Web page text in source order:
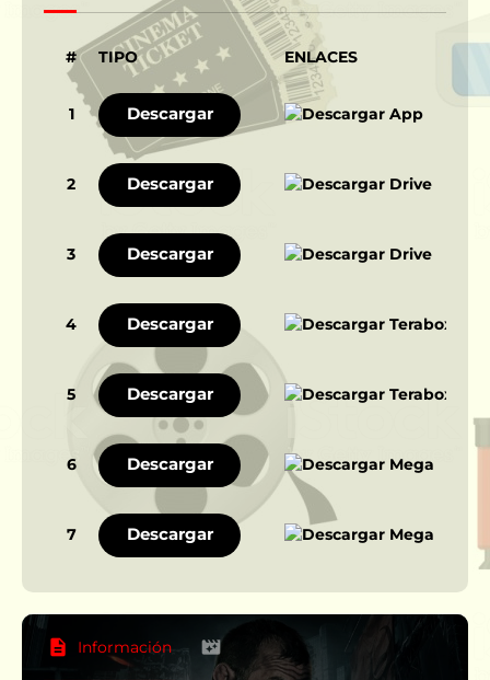
# TIPO ENLACES
1 Descargar
2 Descargar
3 Descargar
4 Descargar
5 Descargar
6 Descargar
7 Descargar
Información